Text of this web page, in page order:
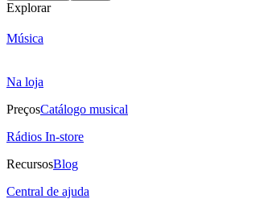
Explorar
Música
Na loja
PreçosCatálogo musical
Rádios In-store
RecursosBlog
Central de ajuda